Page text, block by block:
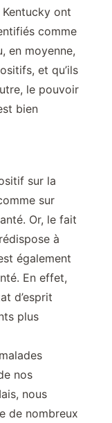
ont
comme
en moyenne,
et qu’ils
le pouvoir
bien
sur la
sur
Or, le fait
à
également
En effet,
d’esprit
plus
nos
nous
de nombreux